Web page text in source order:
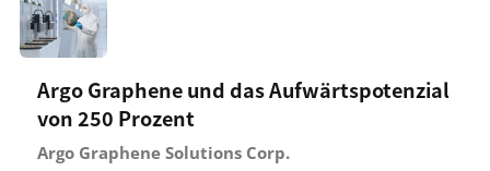
Argo Graphene und das Aufwärtspotenzial
von 250 Prozent
Argo Graphene Solutions Corp.